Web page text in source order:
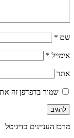
שם *
אימייל *
אתר
שמור בדפדפן זה
מרכז העניינים בדיגיטל